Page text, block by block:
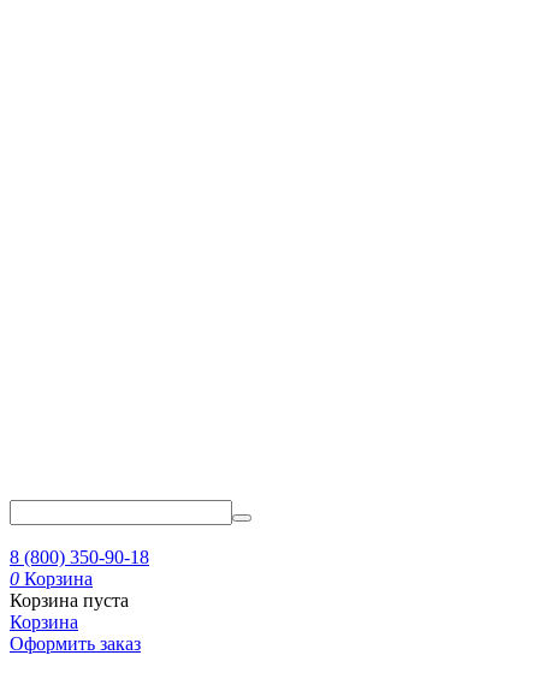
8 (800) 350-90-18
0 Корзина
Корзина пуста
Корзина
Оформить заказ